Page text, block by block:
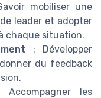
mobiliser une
leader et adopter
chaque situation.
: Développer
du feedback
les